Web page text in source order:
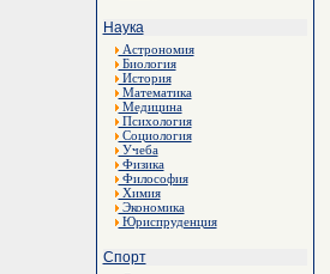
Наука
Астрономия
Биология
История
Математика
Медицина
Психология
Социология
Учеба
Физика
Философия
Химия
Экономика
Юриспруденция
Спорт